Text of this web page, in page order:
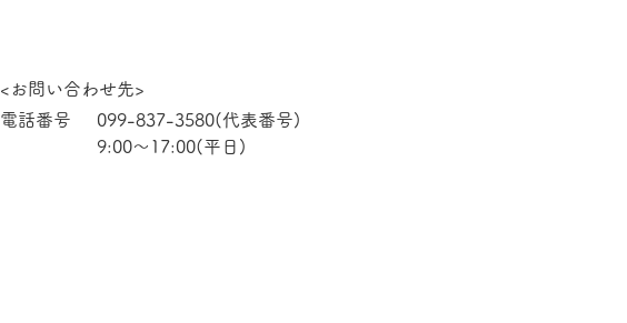
<お問い合わせ先>
電話番号
099-837-3580(代表番号)
9:00〜17:00(平日)